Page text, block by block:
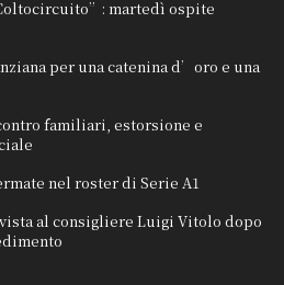
martedì ospite
per una catenina d’oro e una
familiari, estorsione e
nel roster di Serie A1
al consigliere Luigi Vitolo dopo